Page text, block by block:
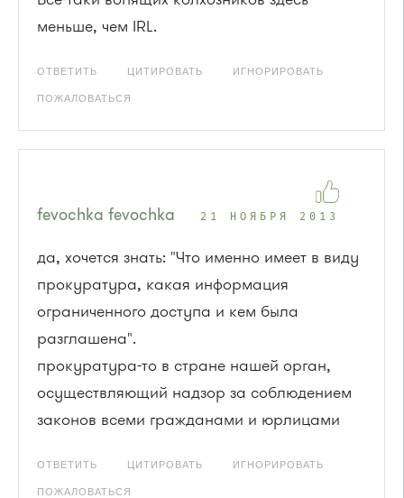
меньше, чем IRL.
ОТВЕТИТЬ ЦИТИРОВАТЬ ИГНОРИРОВАТЬ
ПОЖАЛОВАТЬСЯ
fevochka fevochka 21 НОЯБРЯ 2013
да, хочется знать: "Что именно имеет в виду
прокуратура, какая информация
ограниченного доступа и кем была
разглашена".
прокуратура-то в стране нашей орган,
осуществляющий надзор за соблюдением
законов всеми гражданами и юрлицами
ОТВЕТИТЬ ЦИТИРОВАТЬ ИГНОРИРОВАТЬ
ПОЖАЛОВАТЬСЯ